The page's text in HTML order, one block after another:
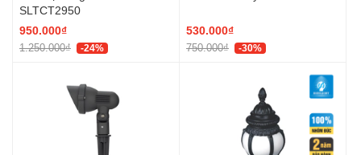
SLTCT2950
950.000₫
1.250.000₫ -24%
530.000₫
750.000₫ -30%